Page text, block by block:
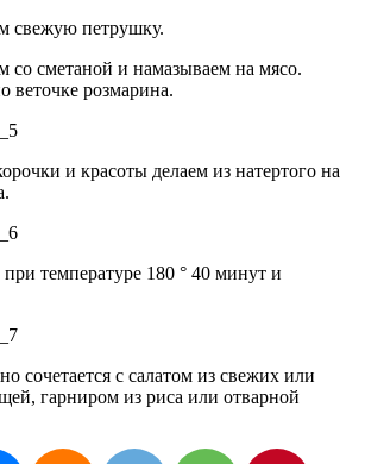
свежую петрушку.
со сметаной и намазываем на мясо.
веточке розмарина.
и красоты делаем из натертого на
температуре 180 ° 40 минут и
сочетается с салатом из свежих или
гарниром из риса или отварной